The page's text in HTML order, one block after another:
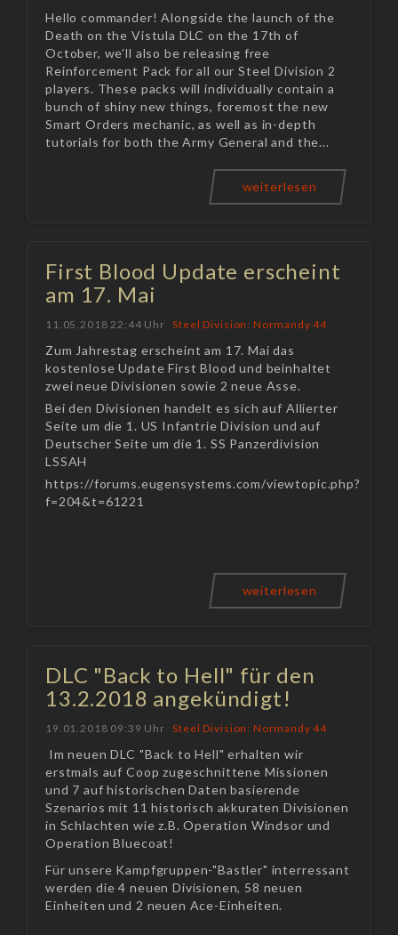
Hello commander! Alongside the launch of the
Death on the Vistula DLC on the 17th of
October, we’ll also be releasing free
Reinforcement Pack for all our Steel Division 2
players. These packs will individually contain a
bunch of shiny new things, foremost the new
Smart Orders mechanic, as well as in-depth
tutorials for both the Army General and the...
weiterlesen
First Blood Update erscheint
am 17. Mai
11.05.2018 22:44 Uhr Steel Division: Normandy 44
Zum Jahrestag erscheint am 17. Mai das
kostenlose Update First Blood und beinhaltet
zwei neue Divisionen sowie 2 neue Asse.
Bei den Divisionen handelt es sich auf Allierter
Seite um die 1. US Infantrie Division und auf
Deutscher Seite um die 1. SS Panzerdivision
LSSAH
https://forums.eugensystems.com/viewtopic.php?
f=204&t=61221
weiterlesen
DLC "Back to Hell" für den
13.2.2018 angekündigt!
19.01.2018 09:39 Uhr Steel Division: Normandy 44
Im neuen DLC "Back to Hell" erhalten wir
erstmals auf Coop zugeschnittene Missionen
und 7 auf historischen Daten basierende
Szenarios mit 11 historisch akkuraten Divisionen
in Schlachten wie z.B. Operation Windsor und
Operation Bluecoat!
Für unsere Kampfgruppen-"Bastler" interressant
werden die 4 neuen Divisionen, 58 neuen
Einheiten und 2 neuen Ace-Einheiten.